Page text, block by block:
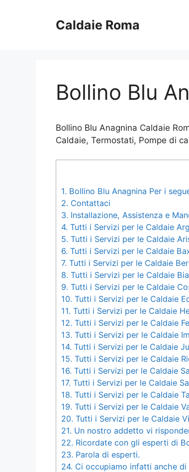
Caldaie Roma
Bollino Blu
Bollino Blu Anagnina Caldaie
Caldaie, Termostati, Pompe di
1. Bollino Blu Anagnina Per i
2. Contattaci
3. Installazione, Assistenza e
4. Tutti i Servizi per le Caldaie
5. Tutti i Servizi per le Caldaie
6. Tutti i Servizi per le Caldaie
7. Tutti i Servizi per le Caldaie
8. Tutti i Servizi per le Caldaie
9. Tutti i Servizi per le Caldaie
10. Tutti i Servizi per le Caldaie
11. Tutti i Servizi per le Caldaie
12. Tutti i Servizi per le Caldaie
13. Tutti i Servizi per le Caldaie
14. Tutti i Servizi per le Caldaie
15. Tutti i Servizi per le Caldaie
16. Tutti i Servizi per le Caldaie
17. Tutti i Servizi per le Caldaie
18. Tutti i Servizi per le Caldaie
19. Tutti i Servizi per le Caldaie
20. Tutti i Servizi per le Caldaie
21. Un nostro addetto vi
22. Ricordate con gli esperti di
23. Parola di esperti.
24. Ci occupiamo infatti anche